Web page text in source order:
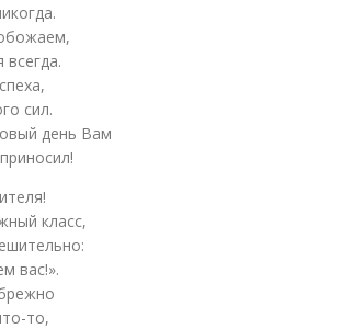
всегда.
сил.
день Вам
класс,
вас!».
то,